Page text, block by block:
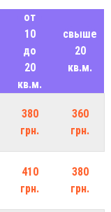
от
10
до
20
кв.м.
свыше
20
кв.м.
380
грн.
360
грн.
410
грн.
380
грн.